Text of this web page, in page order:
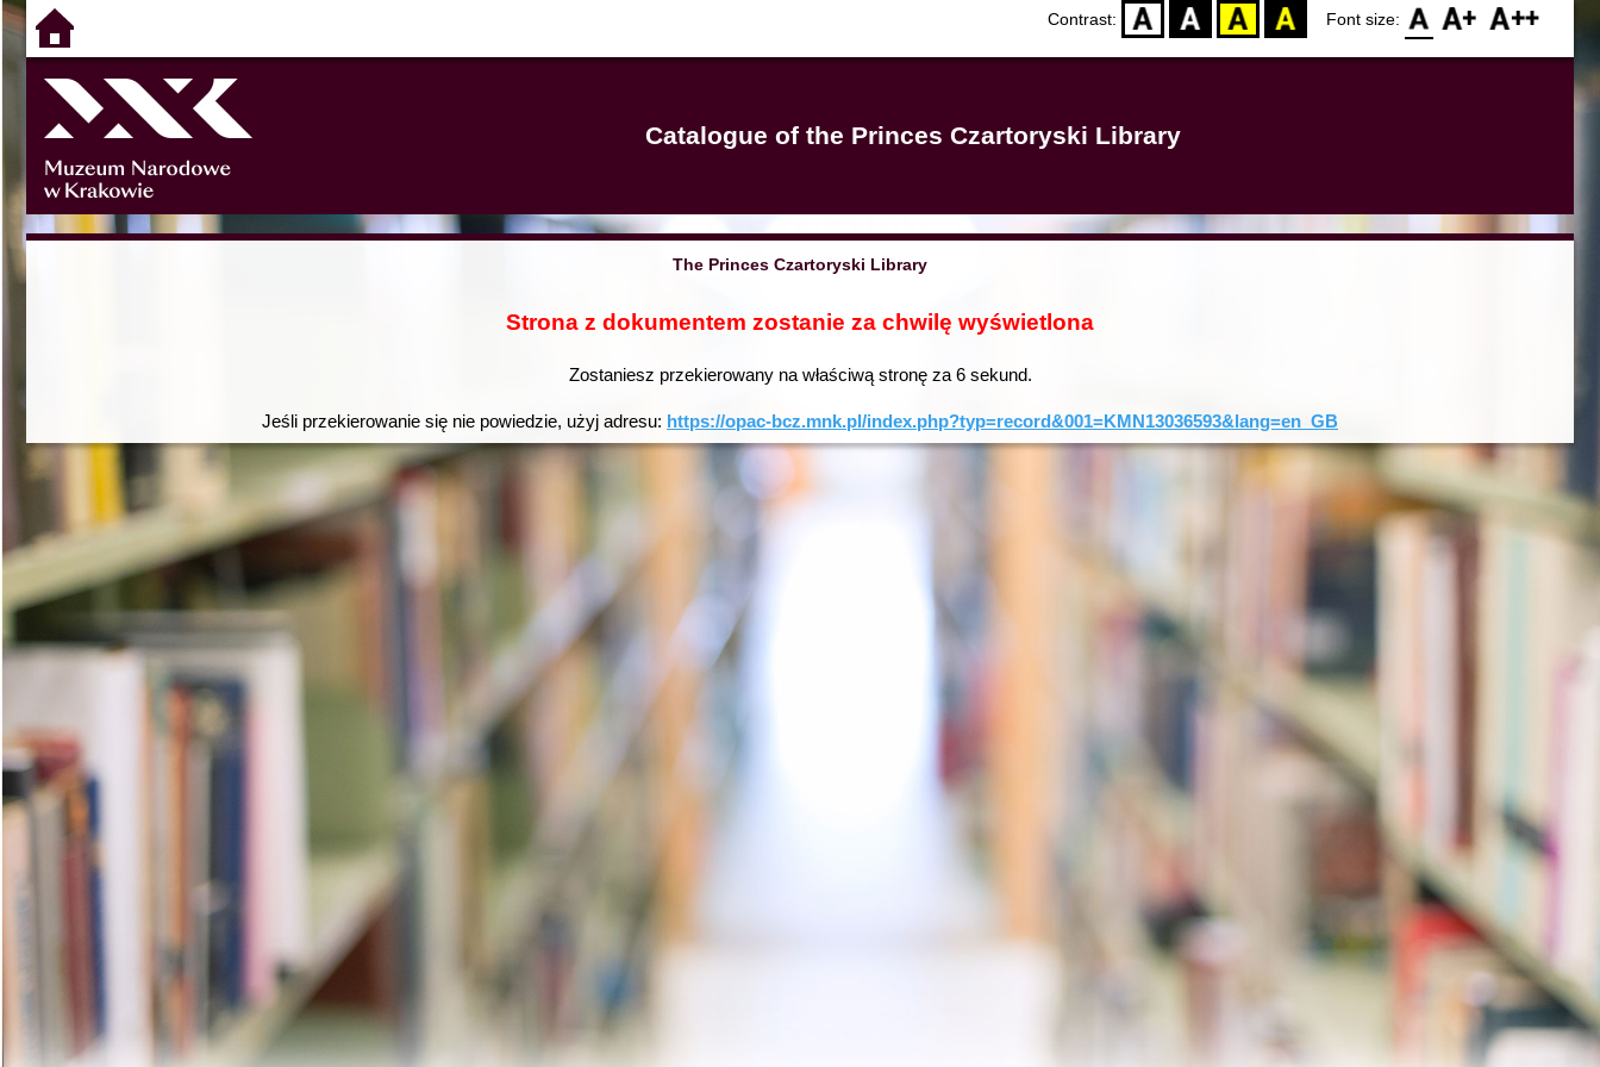
Contrast: D BW YB BY Font size: F0 F1 F2
Catalogue of the Princes Czartoryski Library
The Princes Czartoryski Library
Strona z dokumentem zostanie za chwilę wyświetlona
Zostaniesz przekierowany na właściwą stronę za 6sekund.
Jeśli przekierowanie się nie powiedzie, użyj adresu: https://opac-bcz.mnk.pl/index.php?typ=record&001=KMN13036593&lang=en_GB